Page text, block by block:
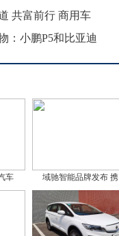
共富前行 商用车
：小鹏P5和比亚迪
车 域驰智能品牌发布 携